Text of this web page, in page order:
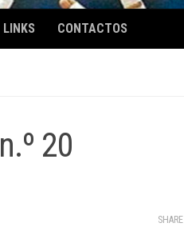
LINKS CONTACTOS
20
SHARE